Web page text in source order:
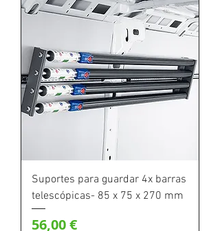
Suportes para guardar 4x barras
telescópicas- 85 x 75 x 270 mm
Prix
56,00 €